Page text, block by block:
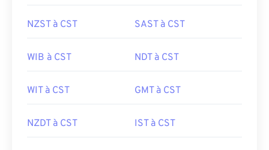
NZST à CST SAST à CST
WIB à CST NDT à CST
WIT à CST GMT à CST
NZDT à CST IST à CST